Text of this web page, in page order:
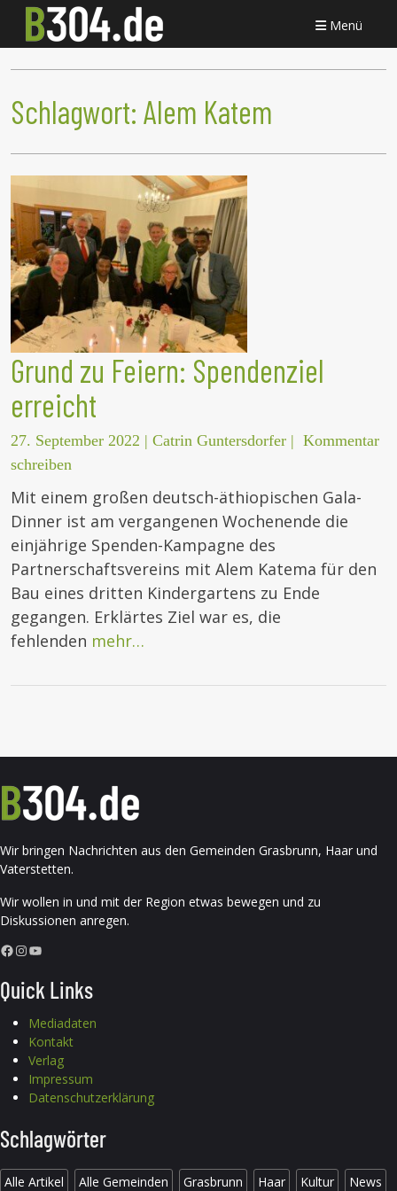
Menü
Schlagwort: Alem Katem
Grund zu Feiern: Spendenziel
erreicht
27. September 2022 | Catrin Guntersdorfer | Kommentar
schreiben
Mit einem großen deutsch-äthiopischen Gala-
Dinner ist am vergangenen Wochenende die
einjährige Spenden-Kampagne des
Partnerschaftsvereins mit Alem Katema für den
Bau eines dritten Kindergartens zu Ende
gegangen. Erklärtes Ziel war es, die
fehlenden mehr…
Wir bringen Nachrichten aus den Gemeinden Grasbrunn, Haar und
Vaterstetten.
Wir wollen in und mit der Region etwas bewegen und zu
Diskussionen anregen.
Facebook InstagramYouTube
Quick Links
Mediadaten
Kontakt
Verlag
Impressum
Datenschutzerklärung
Schlagwörter
Alle Artikel Alle Gemeinden Grasbrunn Haar Kultur News